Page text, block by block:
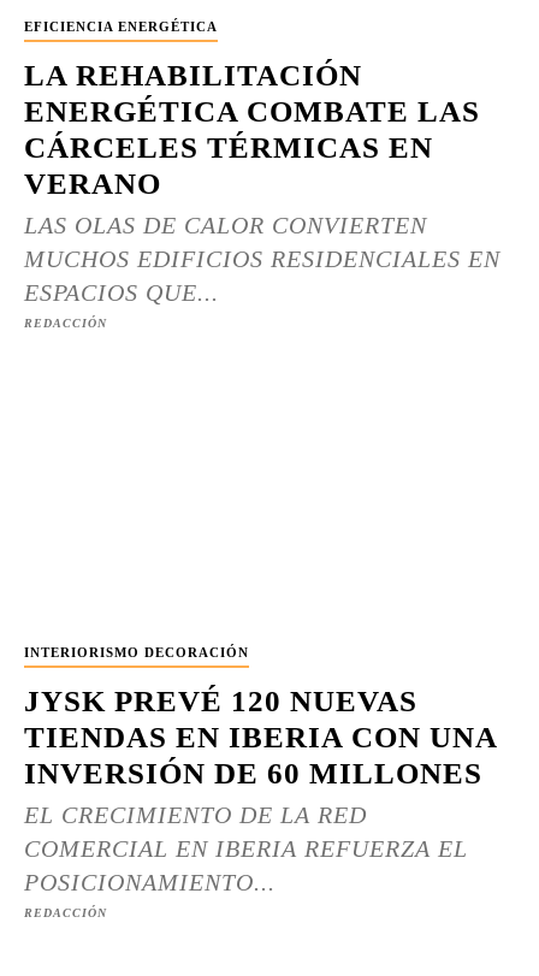
EFICIENCIA ENERGÉTICA
LA REHABILITACIÓN
ENERGÉTICA COMBATE LAS
CÁRCELES TÉRMICAS EN
VERANO
LAS OLAS DE CALOR CONVIERTEN
MUCHOS EDIFICIOS RESIDENCIALES EN
ESPACIOS QUE...
REDACCIÓN
INTERIORISMO DECORACIÓN
JYSK PREVÉ 120 NUEVAS
TIENDAS EN IBERIA CON UNA
INVERSIÓN DE 60 MILLONES
EL CRECIMIENTO DE LA RED
COMERCIAL EN IBERIA REFUERZA EL
POSICIONAMIENTO...
REDACCIÓN